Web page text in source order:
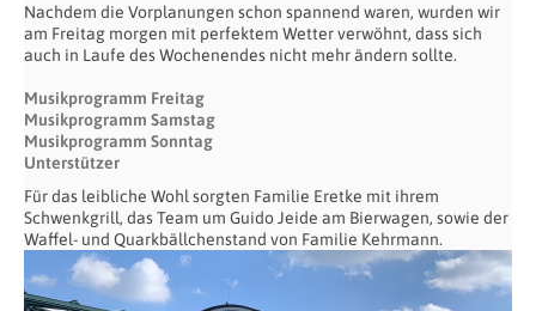
Nachdem die Vorplanungen schon spannend waren, wurden wir
am Freitag morgen mit perfektem Wetter verwöhnt, dass sich
auch in Laufe des Wochenendes nicht mehr ändern sollte.
Musikprogramm Freitag
Musikprogramm Samstag
Musikprogramm Sonntag
Unterstützer
Für das leibliche Wohl sorgten Familie Eretke mit ihrem
Schwenkgrill, das Team um Guido Jeide am Bierwagen, sowie der
Waffel- und Quarkbällchenstand von Familie Kehrmann.